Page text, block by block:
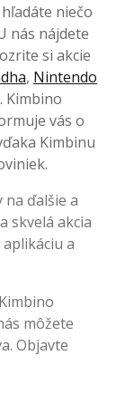
niečo
nás nájdete
si akcie
, Nintendo
Kimbino
vás o
Kimbinu
na ďalšie a
skvelá akcia
aplikáciu a
môžete
Objavte